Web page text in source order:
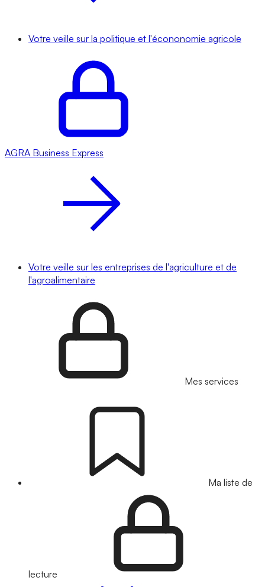
Votre veille sur la politique et l'écononomie agricole
AGRA Business Express
Votre veille sur les entreprises de l'agriculture et de
l'agroalimentaire
Mes services
Ma liste de
lecture